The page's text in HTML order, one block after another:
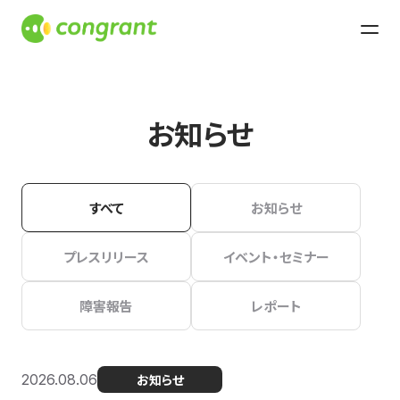
お知らせ
すべて お知らせ
プレスリリース イベント・セミナー
障害報告 レポート
2026.08.06 お知らせ